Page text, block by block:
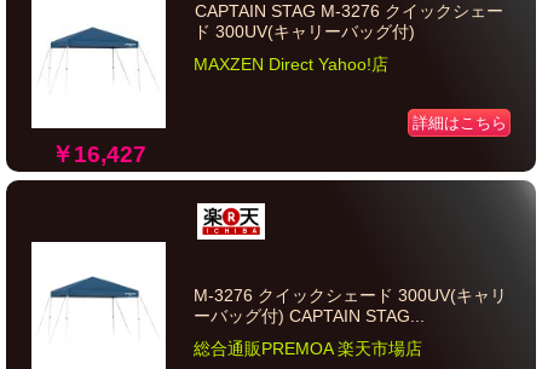
￥16,427
CAPTAIN STAG M-3276 クイックシェー
ド 300UV(キャリーバッグ付)
MAXZEN Direct Yahoo!店
詳細はこちら
M-3276 クイックシェード 300UV(キャリ
ーバッグ付) CAPTAIN STAG...
総合通販PREMOA 楽天市場店